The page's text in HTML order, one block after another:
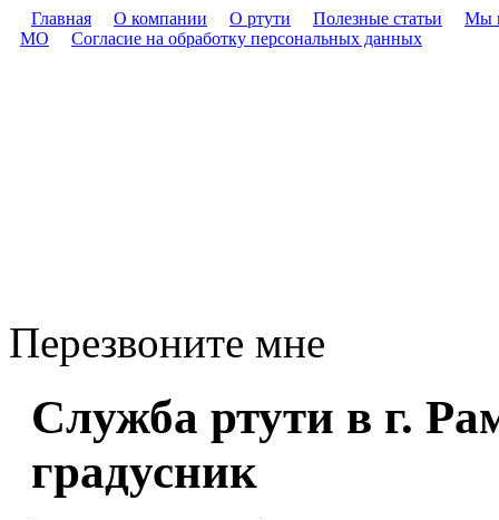
Главная О компании О ртути Полезные статьи
Мы
МО
Согласие на обработку персональных данных
Перезвоните мне
Служба ртути в г.
градусник